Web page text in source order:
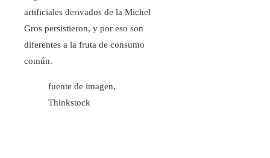
artificiales derivados de la Michel
Gros persistieron, y por eso son
diferentes a la fruta de consumo
común.
fuente de imagen,
Thinkstock